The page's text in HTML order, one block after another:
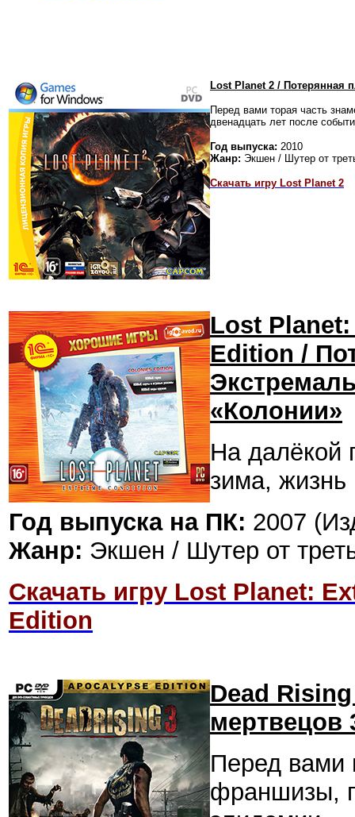
Lost Planet 2 / Потерянная
Перед вами торая часть
двенадцать лет после
Год выпуска: 2010
Жанр: Экшен / Шутер от
Скачать игру Lost Planet 2
Lost
Edition /
«Колонии»
На далёкой
зима, жизнь
Год выпуска на ПК: 2007
Жанр: Экшен / Шутер от
Скачать игру Lost Planet:
Edition
Dead
мертвецов
Перед вами
франшизы,